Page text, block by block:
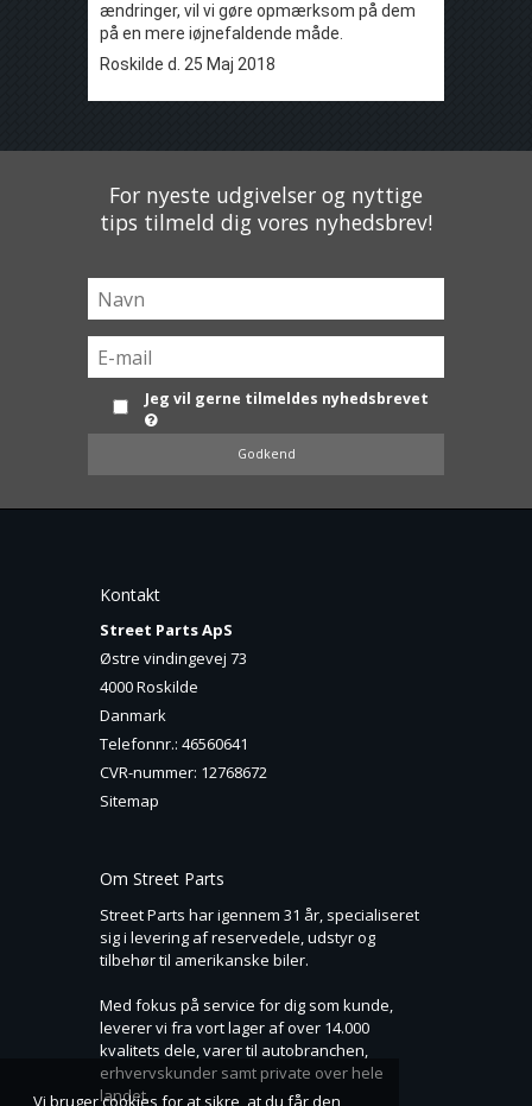
Vi bruger cookies for at sikre, at du får den
ændringer, vil vi gøre opmærksom på dem
på en mere iøjnefaldende måde.
Roskilde d. 25 Maj 2018
For nyeste udgivelser og nyttige
tips tilmeld dig vores nyhedsbrev!
Jeg vil gerne tilmeldes nyhedsbrevet
Godkend
Kontakt
Street Parts ApS
Østre vindingevej 73
4000 Roskilde
Danmark
Telefonnr.: 46560641
CVR-nummer: 12768672
Sitemap
Om Street Parts
Street Parts har igennem 31 år, specialiseret
sig i levering af reservedele, udstyr og
tilbehør til amerikanske biler.
Med fokus på service for dig som kunde,
leverer vi fra vort lager af over 14.000
kvalitets dele, varer til autobranchen,
erhvervskunder samt private over hele
landet.